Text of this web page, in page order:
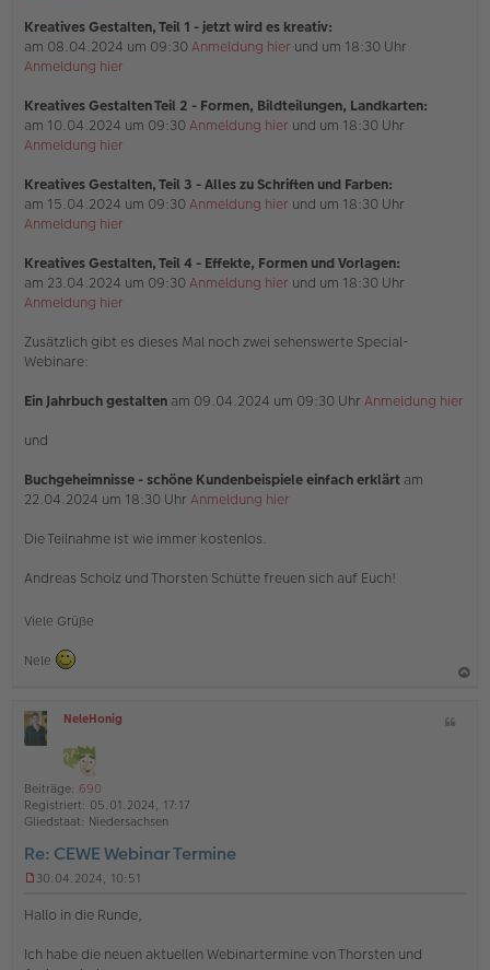
Kreatives Gestalten, Teil 1 - jetzt wird es kreativ:
am 08.04.2024 um 09:30Anmeldung hier und um 18:30 Uhr
Anmeldung hier
Kreatives Gestalten Teil 2 - Formen, Bildteilungen, Landkarten:
am 10.04.2024 um 09:30Anmeldung hier und um 18:30 Uhr
Anmeldung hier
Kreatives Gestalten, Teil 3 - Alles zu Schriften und Farben:
am 15.04.2024 um 09:30Anmeldung hier und um 18:30 Uhr
Anmeldung hier
Kreatives Gestalten, Teil 4 - Effekte, Formen und Vorlagen:
am 23.04.2024 um 09:30Anmeldung hier und um 18:30 Uhr
Anmeldung hier
Zusätzlich gibt es dieses Mal noch zwei sehenswerte Special-
Webinare:
Ein Jahrbuch gestalten am 09.04.2024 um 09:30 Uhr Anmeldung hier
und
Buchgeheimnisse - schöne Kundenbeispiele einfach erklärt am
22.04.2024 um 18:30 Uhr Anmeldung hier
Die Teilnahme ist wie immer kostenlos.
Andreas Scholz und Thorsten Schütte freuen sich auf Euch!
Viele Grüße
Nele
ff
n
e
NeleHonig
Beiträge: 690
Registriert: 05.01.2024, 17:17
Gliedstaat: Niedersachsen
Re: CEWE Webinar Termine
g
l
30.04.2024, 10:51
Hallo in die Runde,
Ich habe die neuen aktuellen Webinartermine von Thorsten und